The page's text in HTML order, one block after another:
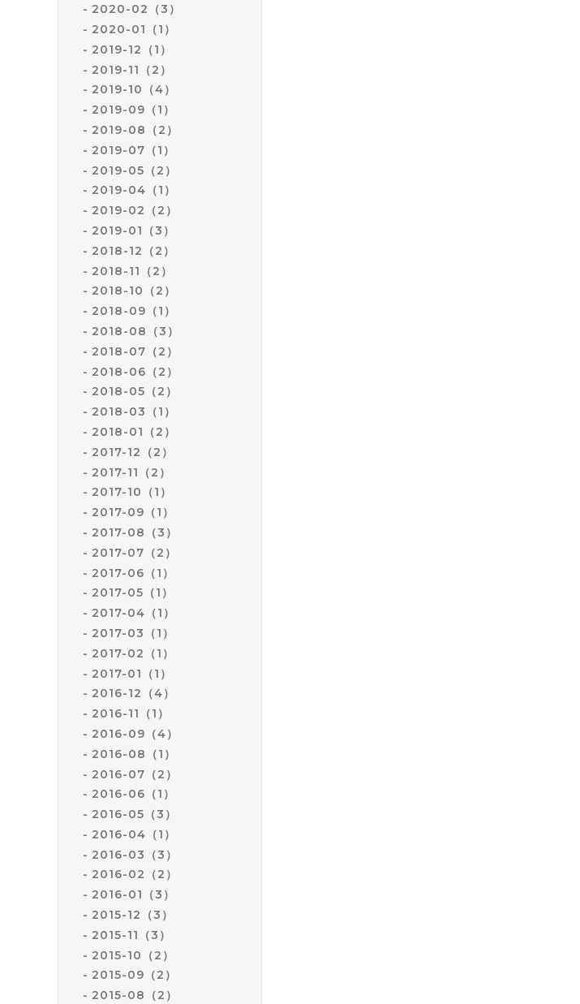
2020-02（3）
2020-01（1）
2019-12（1）
2019-11（2）
2019-10（4）
2019-09（1）
2019-08（2）
2019-07（1）
2019-05（2）
2019-04（1）
2019-02（2）
2019-01（3）
2018-12（2）
2018-11（2）
2018-10（2）
2018-09（1）
2018-08（3）
2018-07（2）
2018-06（2）
2018-05（2）
2018-03（1）
2018-01（2）
2017-12（2）
2017-11（2）
2017-10（1）
2017-09（1）
2017-08（3）
2017-07（2）
2017-06（1）
2017-05（1）
2017-04（1）
2017-03（1）
2017-02（1）
2017-01（1）
2016-12（4）
2016-11（1）
2016-09（4）
2016-08（1）
2016-07（2）
2016-06（1）
2016-05（3）
2016-04（1）
2016-03（3）
2016-02（2）
2016-01（3）
2015-12（3）
2015-11（3）
2015-10（2）
2015-09（2）
2015-08（2）